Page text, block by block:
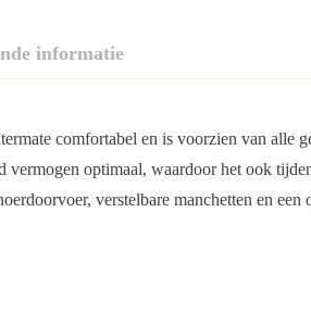
informatie
comfortabel en is voorzien van
vermogen optimaal, waardoor het ook
verstelbare manchetten en